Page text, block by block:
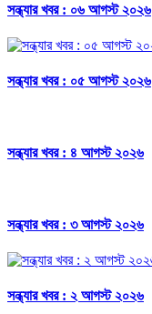
সন্ধ্যার খবর : ০৬ আগস্ট ২০২৬
সন্ধ্যার খবর : ০৫ আগস্ট ২০২৬
সন্ধ্যার খবর : ৪ আগস্ট ২০২৬
সন্ধ্যার খবর : ৩ আগস্ট ২০২৬
সন্ধ্যার খবর : ২ আগস্ট ২০২৬